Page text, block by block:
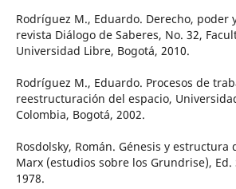
Rodríguez M., Eduardo. Derecho, poder
revista Diálogo de Saberes, No. 32,
Universidad Libre, Bogotá, 2010.
Rodríguez M., Eduardo. Procesos de
reestructuración del espacio,
Colombia, Bogotá, 2002.
Rosdolsky, Román. Génesis y estructura
Marx (estudios sobre los Grundrise), Ed.
1978.